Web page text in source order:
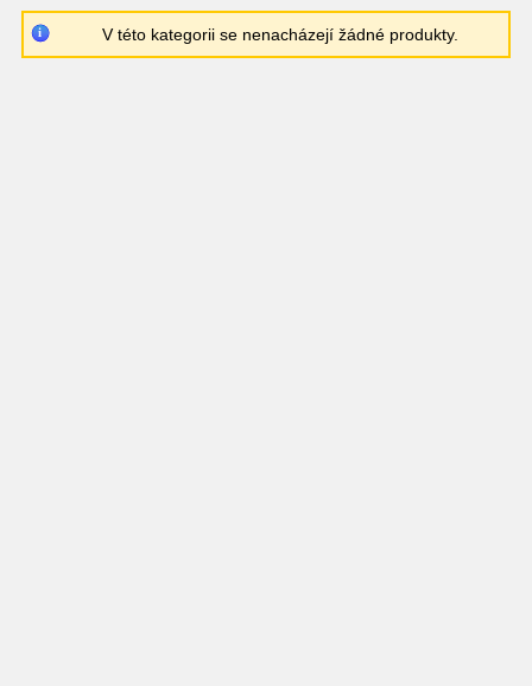
V této kategorii se nenacházejí žádné produkty.